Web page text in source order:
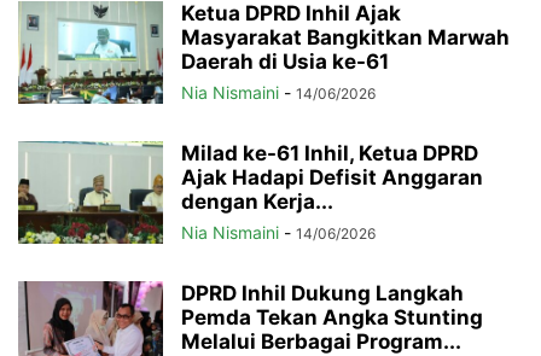
Ketua DPRD Inhil Ajak
Masyarakat Bangkitkan Marwah
Daerah di Usia ke-61
Nia Nismaini - 14/06/2026
Milad ke-61 Inhil, Ketua DPRD
Ajak Hadapi Defisit Anggaran
dengan Kerja...
Nia Nismaini - 14/06/2026
DPRD Inhil Dukung Langkah
Pemda Tekan Angka Stunting
Melalui Berbagai Program...